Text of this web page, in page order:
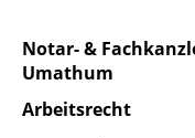
Notar- &
Umathum
Arbeitsrecht